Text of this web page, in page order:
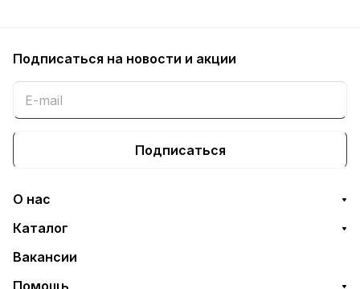
Подписаться на новости и акции
Подписаться
О нас
Каталог
Вакансии
Помощь